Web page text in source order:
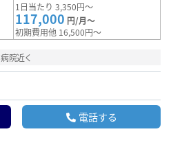
1日当たり 3,350円～
117,000 円/月～
初期費用他 16,500円～
病院近く
電話する